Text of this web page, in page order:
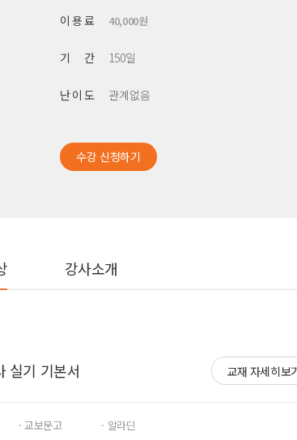
이 용 료 40,000원
기 간 150일
난 이 도 관계없음
수강 신청하기
강사소개
실기 기본서 교재 자세히보
· 교보문고 · 알라딘